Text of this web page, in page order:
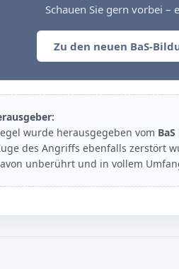
Schauen Sie gern vorbei –
Zu den neuen BaS-
wurde herausgegeben vom
des Angriffs ebenfalls zerstört
unberührt und in vollem